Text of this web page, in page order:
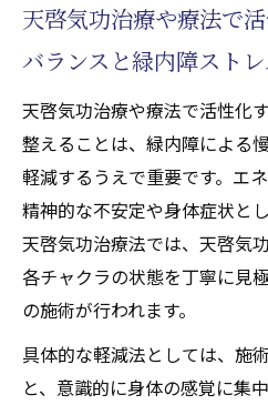
天啓気功治療や療法で
バランスと緑内障スト
天啓気功治療や療法で活性化
整えることは、緑内障による
軽減するうえで重要です。エ
精神的な不安定や身体症状と
天啓気功治療法では、天啓気
各チャクラの状態を丁寧に見
の施術が行われます。
具体的な軽減法としては、施
と、意識的に身体の感覚に集